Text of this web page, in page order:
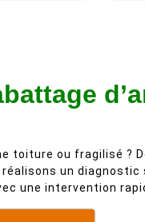
toiture ou fragilisé ?
réalisons un
une intervention